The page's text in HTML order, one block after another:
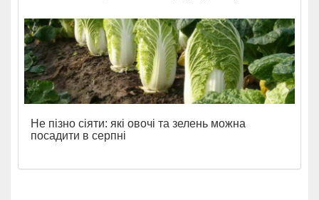
Не пізно сіяти: які овочі та зелень можна
посадити в серпні